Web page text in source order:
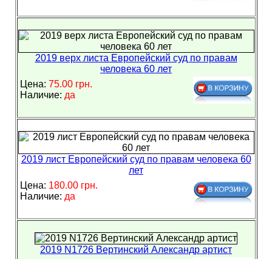
2019 верх листа Европейский суд по правам
человека 60 лет
Цена: 75.00 грн.
Наличие: да
2019 лист Европейский суд по правам человека 60
лет
Цена: 180.00 грн.
Наличие: да
2019 N1726 Вертинский Александр артист